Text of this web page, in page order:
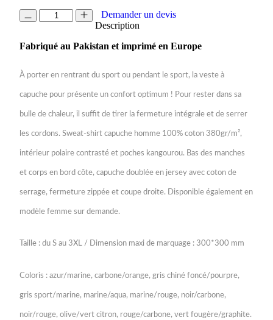
quantité
de
SPORTIVE
JAMES
&
NICHOLSON
Demander un devis
Description
Fabriqué au Pakistan et imprimé en Europe
À porter en rentrant du sport ou pendant le sport, la veste à
capuche pour présente un confort optimum ! Pour rester dans sa
bulle de chaleur, il suffit de tirer la fermeture intégrale et de serrer
les cordons. Sweat-shirt capuche homme 100% coton 380gr/m²,
intérieur polaire contrasté et poches kangourou. Bas des manches
et corps en bord côte, capuche doublée en jersey avec coton de
serrage, fermeture zippée et coupe droite. Disponible également en
modèle femme sur demande.
Taille : du S au 3XL / Dimension maxi de marquage : 300*300 mm
Coloris : azur/marine, carbone/orange, gris chiné foncé/pourpre,
gris sport/marine, marine/aqua, marine/rouge, noir/carbone,
noir/rouge, olive/vert citron, rouge/carbone, vert fougère/graphite.